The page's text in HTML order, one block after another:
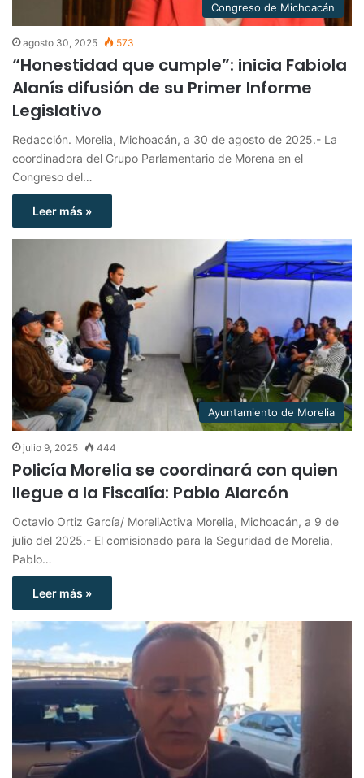
Congreso de Michoacán
agosto 30, 2025 573
“Honestidad que cumple”: inicia Fabiola
Alanís difusión de su Primer Informe
Legislativo
Redacción. Morelia, Michoacán, a 30 de agosto de 2025.- La
coordinadora del Grupo Parlamentario de Morena en el
Congreso del…
Leer más »
Ayuntamiento de Morelia
julio 9, 2025 444
Policía Morelia se coordinará con quien
llegue a la Fiscalía: Pablo Alarcón
Octavio Ortiz García/ MoreliActiva Morelia, Michoacán, a 9 de
julio del 2025.- El comisionado para la Seguridad de Morelia,
Pablo…
Leer más »